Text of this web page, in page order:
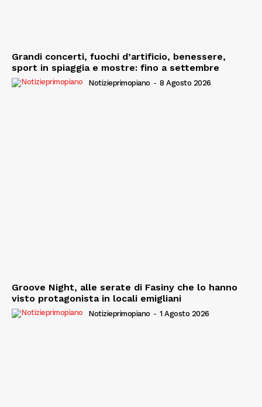
Grandi concerti, fuochi d’artificio, benessere,
sport in spiaggia e mostre: fino a settembre
Notizieprimopiano - 8 Agosto 2026
Groove Night, alle serate di Fasiny che lo hanno
visto protagonista in locali emigliani
Notizieprimopiano - 1 Agosto 2026